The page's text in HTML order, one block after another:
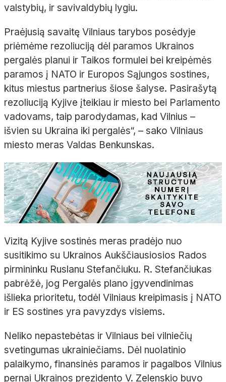
valstybių, ir savivaldybių lygiu.
Praėjusią savaitę Vilniaus tarybos posėdyje
priėmėme rezoliuciją dėl paramos Ukrainos
pergalės planui ir Taikos formulei bei kreipėmės
paramos į NATO ir Europos Sąjungos sostines,
kitus miestus partnerius šiose šalyse. Pasirašytą
rezoliuciją Kyjive įteikiau ir miesto bei Parlamento
vadovams, taip parodydamas, kad Vilnius –
išvien su Ukraina iki pergalės“, – sako Vilniaus
miesto meras Valdas Benkunskas.
Vizitą Kyjive sostinės meras pradėjo nuo
susitikimo su Ukrainos Aukščiausiosios Rados
pirmininku Ruslanu Stefančiuku. R. Stefančiukas
pabrėžė, jog Pergalės plano įgyvendinimas
išlieka prioritetu, todėl Vilniaus kreipimasis į NATO
ir ES sostines yra pavyzdys visiems.
Neliko nepastebėtas ir Vilniaus bei vilniečių
svetingumas ukrainiečiams. Dėl nuolatinio
palaikymo, finansinės paramos ir pagalbos Vilnius
pernai Ukrainos prezidento V. Zelenskio buvo